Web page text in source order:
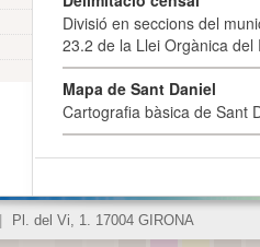
Divisió en seccions del
23.2 de la Llei Orgànica
Mapa de Sant Daniel
Cartografia bàsica de Sant
Pl. del Vi, 1. 17004 GIRONA